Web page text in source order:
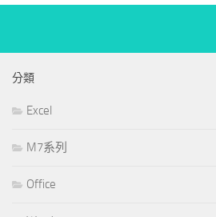
分類
Excel
M7系列
Office